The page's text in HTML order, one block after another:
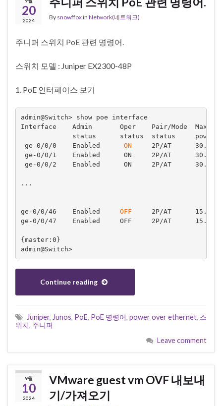
20
2024 By snowffoxin Network(네트워크)
주니퍼 스위치 PoE 관련 명령어.
스위치 모델 : Juniper EX2300-48P
1. PoE 인터페이스 보기
admin@Switch> show poe interface
Interface    Admin       Oper    Pair/Mode
status      status  status
ge-0/0/0    Enabled ON
2P/AT      30.0W
ge-0/0/1    Enabled      ON     2P/AT
ge-0/0/2    Enabled      ON     2P/AT
...
ge-0/0/46    Enabled OFF
2P/AT      15.4W
ge-0/0/47    Enabled     OFF     2P/AT
{master:0}
admin@Switch>
Continue reading
Juniper, Junos, PoE, PoE 명령어, power over ethernet, 스
위치, 주니퍼
Leave comment
9월
10
2024
VMware guest vm OVF 내보내
기/가져오기